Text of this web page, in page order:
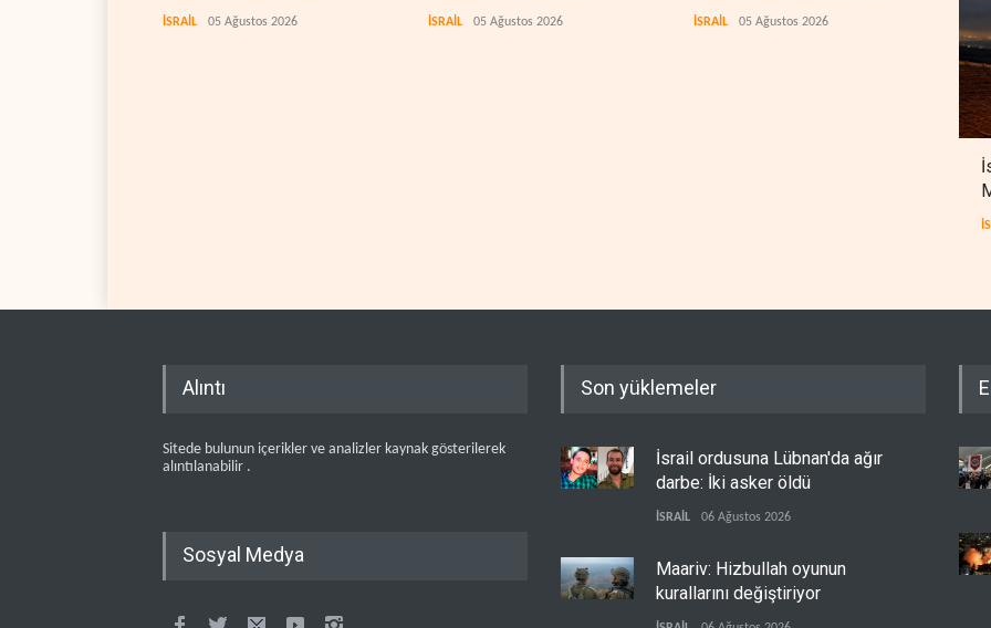
İSRAİL 05 Ağustos 2026 İSRAİL 05 Ağustos 2026
tahliye çağrısı
İSRAİL 05 Ağustos 2026
Alıntı
Sitede bulunun içerikler ve analizler kaynak gösterilerek
alıntılanabilir .
Sosyal Medya
Son yüklemeler
İsrail ordusuna Lübnan'da ağır
darbe: İki asker öldü
İSRAİL 06 Ağustos 2026
Maariv: Hizbullah oyunun
kurallarını değiştiriyor